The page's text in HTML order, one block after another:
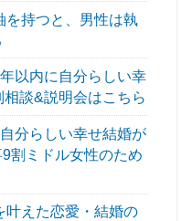
を持つと、男性は執
以内に自分らしい幸
談&説明会はこちら
分らしい幸せ結婚が
割ミドル女性のため
叶えた恋愛・結婚の